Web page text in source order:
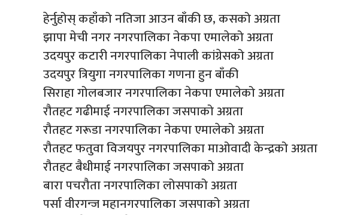
हेर्नुहोस् कहाँको नतिजा आउन बाँकी छ, कसको अग्रता
झापा मेची नगर नगरपालिका नेकपा एमालेको अग्रता
उदयपुर कटारी नगरपालिका नेपाली कांग्रेसको अग्रता
उदयपुर त्रियुगा नगरपालिका गणना हुन बाँकी
सिराहा गोलबजार नगरपालिका नेकपा एमालेको अग्रता
रौतहट गढीमाई नगरपालिका जसपाको अग्रता
रौतहट गरूडा नगरपालिका नेकपा एमालेको अग्रता
रौतहट फतुवा विजयपुर नगरपालिका माओवादी केन्द्रको अग्रता
रौतहट बैधीमाई नगरपालिका जसपाको अग्रता
बारा पचरौता नगरपालिका लोसपाको अग्रता
पर्सा वीरगन्ज महानगरपालिका जसपाको अग्रता